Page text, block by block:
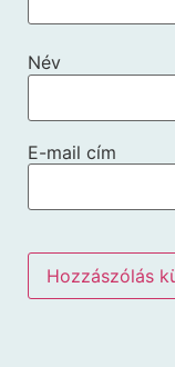
Név
E-mail cím